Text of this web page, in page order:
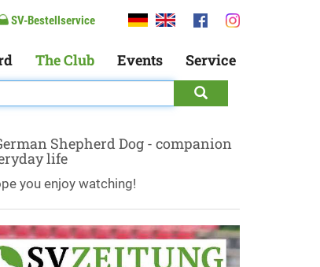
SV-Bestellservice
The Club Events Service
Shepherd Dog - companion
life
you enjoy watching!